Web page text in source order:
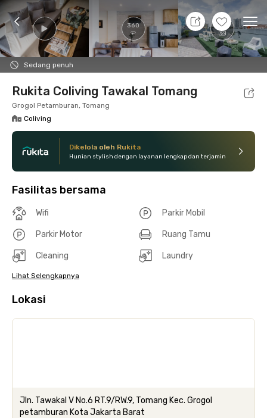
360 +17
Sedang penuh
8 Agt 26 - Belum tahu
Foto Fasilitas bersama Lokasi Kamar
Rukita Coliving Tawakal Tomang
Grogol Petamburan, Tomang
Coliving
Dikelola oleh Rukita
Hunian stylish dengan layanan lengkap dan terjamin
Fasilitas bersama
Wifi Parkir Mobil
Parkir Motor Ruang Tamu
Cleaning Laundry
Lihat Selengkapnya
Lokasi
Jln. Tawakal V No.6 RT.9/RW.9, Tomang Kec. Grogol
petamburan Kota Jakarta Barat